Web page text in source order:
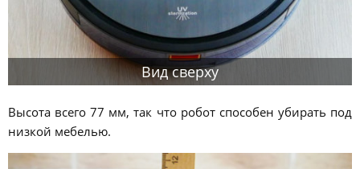
Вид сверху
Высота всего 77 мм, так что робот способен убирать под
низкой мебелью.